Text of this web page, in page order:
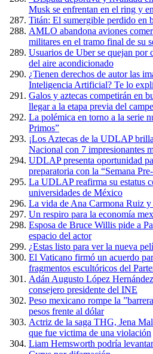
Musk se enfrentan en el ring y
Titán: El sumergible perdido en
AMLO abandona aviones
militares en el tramo final de su
Usuarios de Uber se quejan por
del aire acondicionado
¿Tienen derechos de autor las
Inteligencia Artificial? Te lo
Galos y aztecas competirán en
llegar a la etapa previa del
La polémica en torno a la serie
Primos”
¡Los Aztecas de la UDLAP
Nacional con 7 impresionantes
UDLAP presenta oportunidad
preparatoria con la “Semana
La UDLAP reafirma su estatus
universidades de México
La vida de Ana Carmona Ruiz
Un respiro para la economía
Esposa de Bruce Willis pide a
espacio del actor
¿Estas listo para ver la nueva
El Vaticano firmó un acuerdo
fragmentos escultóricos del
Adán Augusto López
consejero presidente del INE
Peso mexicano rompe la
pesos frente al dólar
Actriz de la saga THG, Jena
que fue victima de una violación
Liam Hemsworth podría